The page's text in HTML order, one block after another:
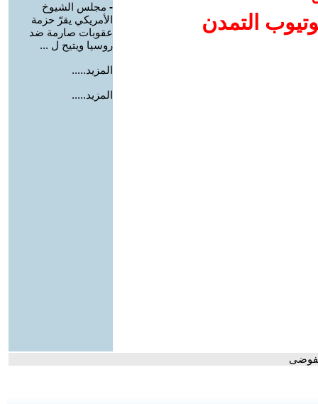
التمدن
- مجلس الشيوخ
الأمريكي يقرّ حزمة
عقوبات صارمة ضد
روسيا ويتيح ل ...
المزيد.....
المزيد.....